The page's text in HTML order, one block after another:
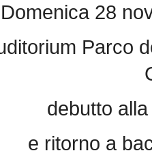
Domenica 28
Parco
debutto alla
e ritorno a